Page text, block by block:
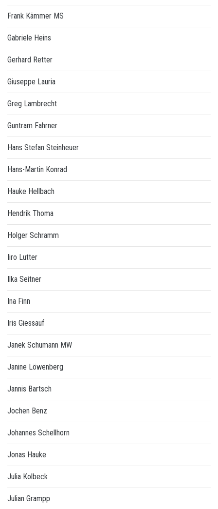
Frank Kämmer MS
Gabriele Heins
Gerhard Retter
Giuseppe Lauria
Greg Lambrecht
Guntram Fahrner
Hans Stefan Steinheuer
Hans-Martin Konrad
Hauke Hellbach
Hendrik Thoma
Holger Schramm
Iiro Lutter
Ilka Seitner
Ina Finn
Iris Giessauf
Janek Schumann MW
Janine Löwenberg
Jannis Bartsch
Jochen Benz
Johannes Schellhorn
Jonas Hauke
Julia Kolbeck
Julian Grampp